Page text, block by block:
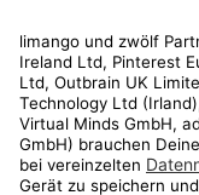
Kundenservice
Shop
Aktionen